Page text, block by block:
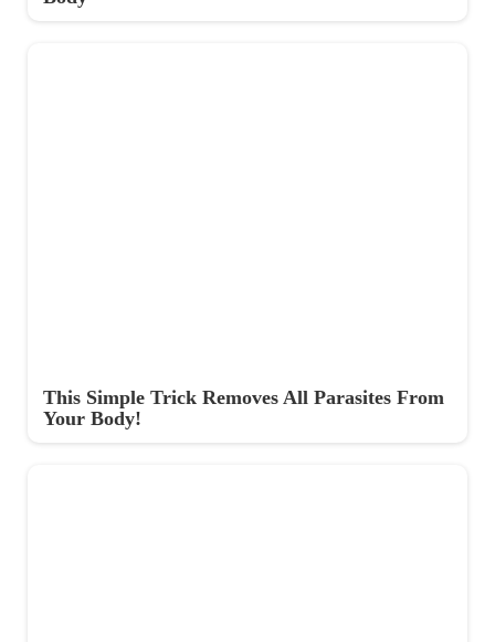
This Simple Trick Removes All Parasites From
Your Body!